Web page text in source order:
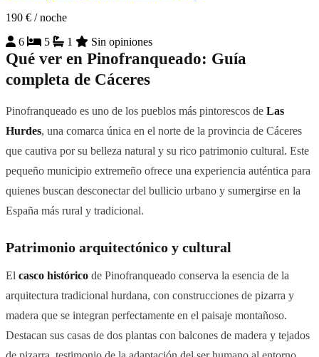
190 € / noche
6
5 1 Sin opiniones
Qué ver en Pinofranqueado: Guía
completa de Cáceres
Pinofranqueado es uno de los pueblos más pintorescos de Las
Hurdes, una comarca única en el norte de la provincia de Cáceres
que cautiva por su belleza natural y su rico patrimonio cultural. Este
pequeño municipio extremeño ofrece una experiencia auténtica para
quienes buscan desconectar del bullicio urbano y sumergirse en la
España más rural y tradicional.
Patrimonio arquitectónico y cultural
El casco histórico de Pinofranqueado conserva la esencia de la
arquitectura tradicional hurdana, con construcciones de pizarra y
madera que se integran perfectamente en el paisaje montañoso.
Destacan sus casas de dos plantas con balcones de madera y tejados